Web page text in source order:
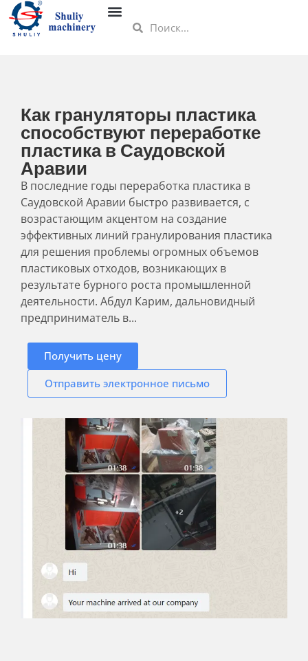
Как грануляторы пластика
способствуют переработке
пластика в Саудовской
Аравии
В последние годы переработка пластика в
Саудовской Аравии быстро развивается, с
возрастающим акцентом на создание
эффективных линий гранулирования пластика
для решения проблемы огромных объемов
пластиковых отходов, возникающих в
результате бурного роста промышленной
деятельности. Абдул Карим, дальновидный
предприниматель в...
Получить цену
Отправить электронное письмо